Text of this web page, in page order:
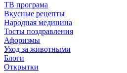
ТВ програма
Вкусные рецепты
Народная медицина
Тосты поздравления
Афоризмы
Уход за животными
Блоги
Открытки